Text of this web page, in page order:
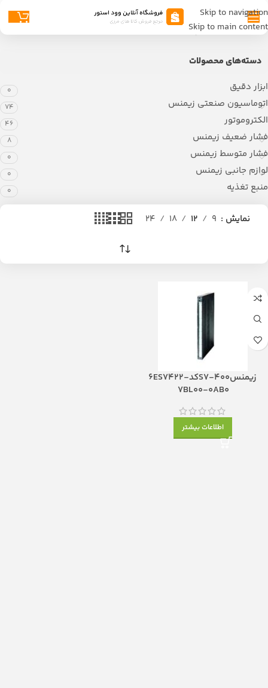
Skip to navigation
Skip to main content
خانه محصولات برچسب خورده “6ES7422-7BL00-0AB0”
دسته‌های محصولات
ابزار دقیق
0
اتوماسیون صنعتی زیمنس 74
الکتروموتور 46
فشار ضعیف زیمنس 8
فشار متوسط زیمنس 0
لوازم جانبی زیمنس 0
منبع تغذیه 0
نمایش 9
12
18
24
زیمنسS7-400کد6ES7422-
7BL00-0AB0
اطلاعات بیشتر